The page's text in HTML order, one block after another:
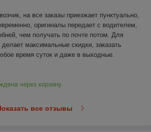
на все заказы приезжает пунктуально,
оригиналы передает с водителем,
чем получать по почте потом. Для
максимальные скидки, заказать
время суток и даже в выходные.
через корзину
все отзывы